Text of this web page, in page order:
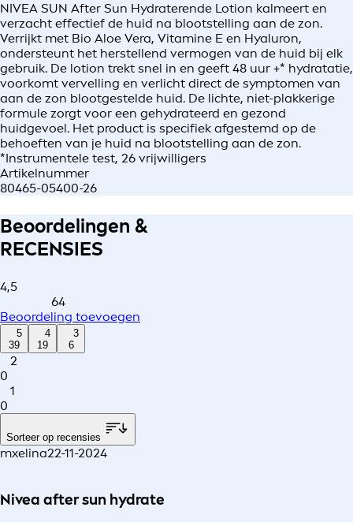
NIVEA SUN After Sun Hydraterende Lotion kalmeert en
verzacht effectief de huid na blootstelling aan de zon.
Verrijkt met Bio Aloe Vera, Vitamine E en Hyaluron,
ondersteunt het herstellend vermogen van de huid bij elk
gebruik. De lotion trekt snel in en geeft 48 uur +* hydratatie,
voorkomt vervelling en verlicht direct de symptomen van
aan de zon blootgestelde huid. De lichte, niet-plakkerige
formule zorgt voor een gehydrateerd en gezond
huidgevoel. Het product is specifiek afgestemd op de
behoeften van je huid na blootstelling aan de zon.
*Instrumentele test, 26 vrijwilligers
Artikelnummer
80465-05400-26
Beoordelingen &
RECENSIES
4,5
64
Beoordeling toevoegen
5
39
4
19
3
6
2
0
1
0
Sorteer op recensies
mxelina22-11-2024
Nivea after sun hydrate